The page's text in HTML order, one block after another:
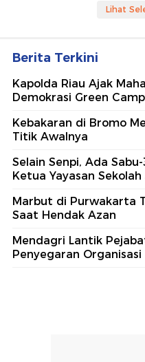
Lihat
Berita Terkini
Kapolda Riau Ajak
Demokrasi Green
Kebakaran di Bromo
Titik Awalnya
Selain Senpi, Ada
Ketua Yayasan Sekolah
Marbut di Purwakarta
Saat Hendak Azan
Mendagri Lantik
Penyegaran Organisasi